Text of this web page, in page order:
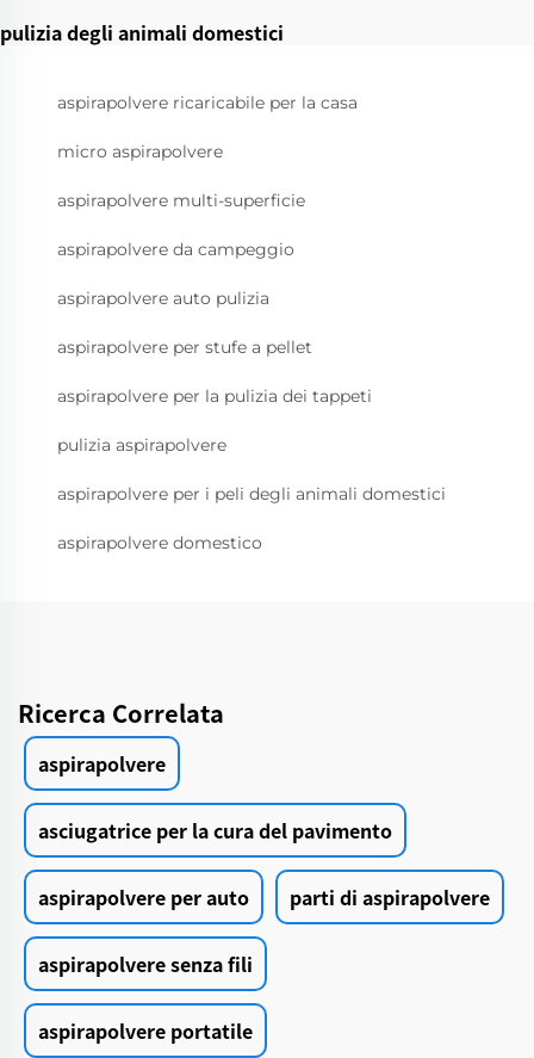
pulizia degli animali domestici
aspirapolvere ricaricabile per la casa
micro aspirapolvere
aspirapolvere multi-superficie
aspirapolvere da campeggio
aspirapolvere auto pulizia
aspirapolvere per stufe a pellet
aspirapolvere per la pulizia dei tappeti
pulizia aspirapolvere
aspirapolvere per i peli degli animali domestici
aspirapolvere domestico
Ricerca Correlata
aspirapolvere
asciugatrice per la cura del pavimento
aspirapolvere per auto parti di aspirapolvere
aspirapolvere senza fili
aspirapolvere portatile